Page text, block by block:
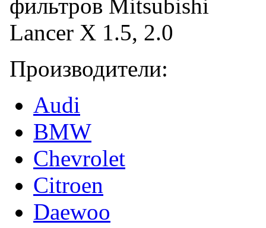
Производители:
Audi
BMW
Chevrolet
Citroen
Daewoo